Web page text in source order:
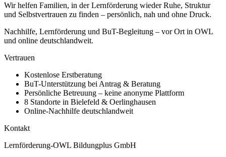
Wir helfen Familien, in der Lernförderung wieder Ruhe, Struktur
und Selbstvertrauen zu finden – persönlich, nah und ohne Druck.
Nachhilfe, Lernförderung und BuT-Begleitung – vor Ort in OWL
und online deutschlandweit.
Vertrauen
Kostenlose Erstberatung
BuT-Unterstützung bei Antrag & Beratung
Persönliche Betreuung – keine anonyme Plattform
8 Standorte in Bielefeld & Oerlinghausen
Online-Nachhilfe deutschlandweit
Kontakt
Lernförderung-OWL Bildungplus GmbH